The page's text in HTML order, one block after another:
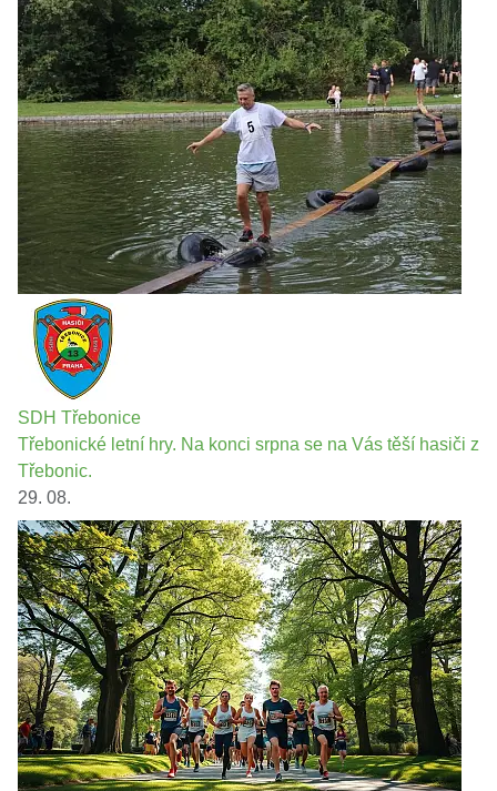
SDH Třebonice
Třebonické letní hry. Na konci srpna se na Vás těší hasiči z
Třebonic.
29. 08.